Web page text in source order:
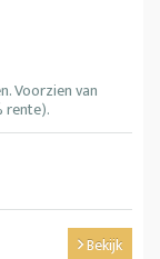
Voorzien van
rente).
Bekijk